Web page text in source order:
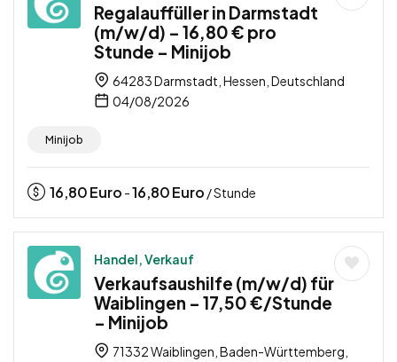
Regalauffüller in Darmstadt
(m/w/d) – 16,80 € pro
Stunde – Minijob
64283 Darmstadt, Hessen, Deutschland
04/08/2026
Minijob
16,80Euro -16,80Euro / Stunde
Handel, Verkauf
Verkaufsaushilfe (m/w/d) für
Waiblingen – 17,50 €/Stunde
– Minijob
71332 Waiblingen, Baden-Württemberg,